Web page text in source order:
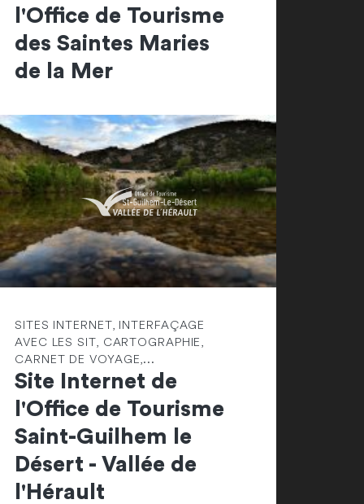
l'Office de Tourisme
des Saintes Maries
de la Mer
SITES INTERNET, INTERFAÇAGE
AVEC LES SIT, CARTOGRAPHIE,
CARNET DE VOYAGE,...
Site Internet de
l'Office de Tourisme
Saint-Guilhem le
Désert - Vallée de
l'Hérault